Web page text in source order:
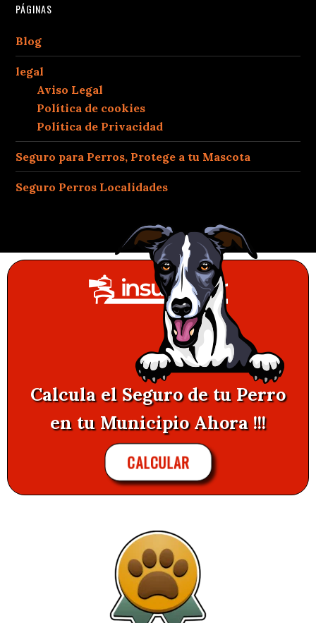
PÁGINAS
Blog
legal
Aviso Legal
Política de cookies
Política de Privacidad
Seguro para Perros, Protege a tu Mascota
Seguro Perros Localidades
Calcula el Seguro de tu Perro
en tu Municipio Ahora !!!
CALCULAR